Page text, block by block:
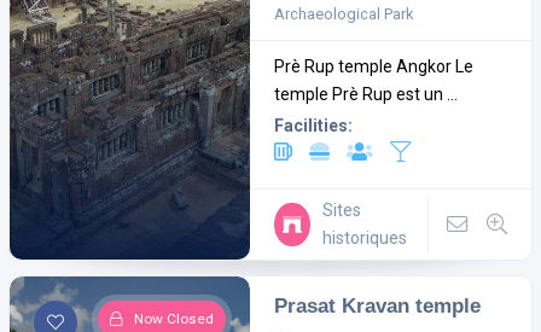
Archaeological Park
Prè Rup temple Angkor Le
temple Prè Rup est un ...
Facilities:
Sites
historiques
Now Closed
Prasat Kravan temple